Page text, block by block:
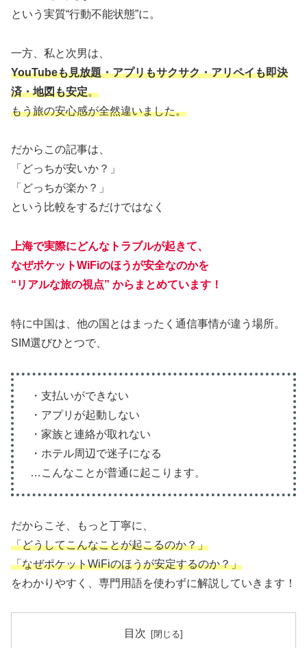
という実質“行動不能状態”に。
一方、私と次男は、
YouTubeも見放題・アプリもサクサク・アリペイも即決
済・地図も安定。
もう旅の安心感が全然違いました。
だからこの記事は、
「どっちが安いか？」
「どっちが楽か？」
という比較をするだけではなく
上海で実際にどんなトラブルが起きて、
なぜポケットWiFiのほうが安全なのかを
“リアルな旅の視点” からまとめています ！
特に中国は、他の国とはまったく通信事情が違う場所。
SIM選びひとつで、
・支払いができない
・アプリが起動しない
・家族と連絡が取れない
・ホテル周辺で迷子になる
…こんなことが普通に起こります。
だからこそ、もっと丁寧に、
「どうしてこんなことが起こるのか？」
「なぜポケットWiFiのほうが安定するのか？」
をわかりやすく、専門用語を使わずに解説していきます！
目次